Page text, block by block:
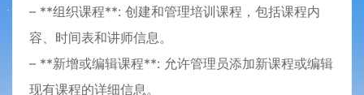
– **组织课程**: 创建和管理培训课程，包括课程内
容、时间表和讲师信息。
– **新增或编辑课程**: 允许管理员添加新课程或编辑
现有课程的详细信息。